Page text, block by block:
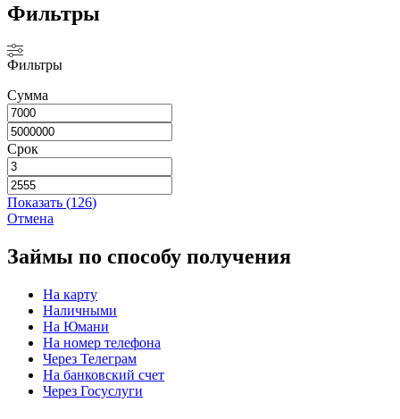
Фильтры
Фильтры
Сумма
Срок
Показать (126)
Отмена
Займы по способу получения
На карту
Наличными
На Юмани
На номер телефона
Через Телеграм
На банковский счет
Через Госуслуги